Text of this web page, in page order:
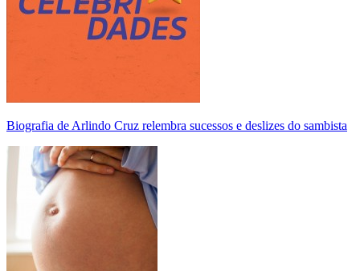
Biografia de Arlindo Cruz relembra sucessos e deslizes do sambista